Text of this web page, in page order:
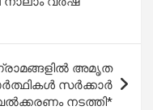
അമൃത
സർക്കാർ
നടത്തി*